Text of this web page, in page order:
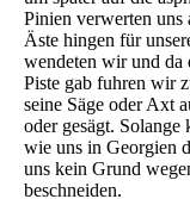
Pinien verwerten
Äste hingen für
wendeten wir und da
Piste gab fuhren wir
seine Säge oder Axt
oder gesägt.
wie uns in Georgien
uns kein Grund
beschneiden.